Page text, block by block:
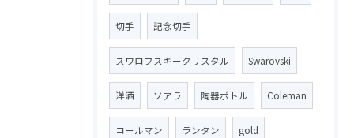
切手 記念切手
スワロフスキークリスタル Swarovski
洋酒 ソアラ 陶器ボトル Coleman
コールマン ランタン gold